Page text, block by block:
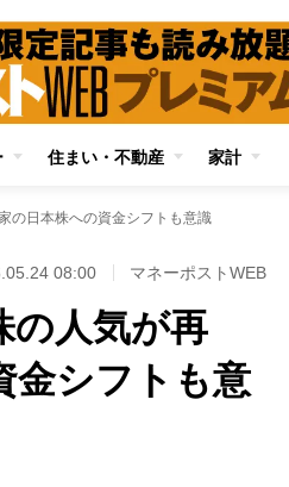
住まい・不動産 家計
の日本株への資金シフトも意識
08:00 マネーポストWEB
の人気が再
シフトも意